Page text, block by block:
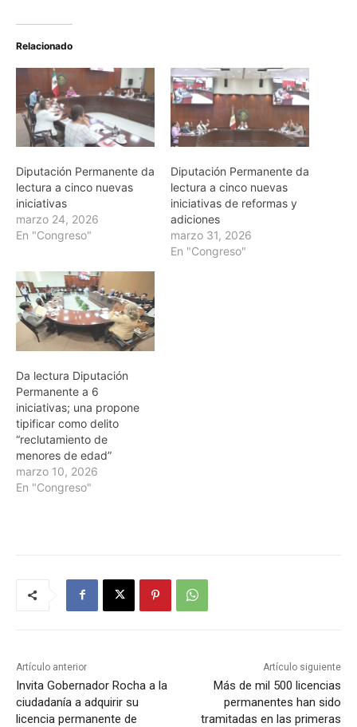
Relacionado
Diputación Permanente da
lectura a cinco nuevas
iniciativas
marzo 24, 2026
En "Congreso"
Diputación Permanente da
lectura a cinco nuevas
iniciativas de reformas y
adiciones
marzo 31, 2026
En "Congreso"
Da lectura Diputación
Permanente a 6
iniciativas; una propone
tipificar como delito
“reclutamiento de
menores de edad”
marzo 10, 2026
En "Congreso"
Artículo anterior
Invita Gobernador Rocha a la
ciudadanía a adquirir su
licencia permanente de
Artículo siguiente
Más de mil 500 licencias
permanentes han sido
tramitadas en las primeras